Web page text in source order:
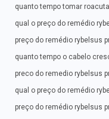
quanto tempo tomar
qual o preço do remédio
preço do remédio rybelsus
quanto tempo o cabelo
preco do remedio rybelsus
qual o preço do remédio
preço do remédio rybelsus